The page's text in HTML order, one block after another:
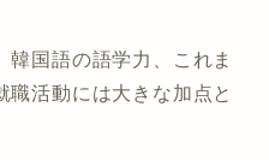
韓国語の語学力、これま
職活動には大きな加点と